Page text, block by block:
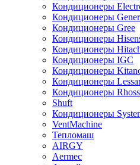
Кондиционеры
Кондиционеры
Кондиционеры Gree
Кондиционеры
Кондиционеры
Кондиционеры IGC
Кондиционеры
Кондиционеры
Кондиционеры Rhoss
Shuft
Кондиционеры
VentMachine
Тепломаш
AIRGY
Aermec